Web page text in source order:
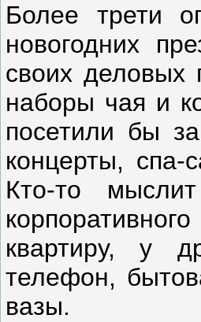
Более трети
новогодних
своих деловых
наборы чая и
посетили бы
концерты, спа-
Кто-то
квартиру, у
телефон,
вазы.